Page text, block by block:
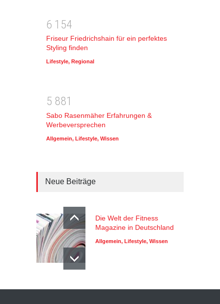
6 1 54
Friseur Friedrichshain für ein perfektes
Styling finden
Lifestyle, Regional
5 881
Sabo Rasenmäher Erfahrungen &
Werbeversprechen
Allgemein, Lifestyle, Wissen
Neue Beiträge
Die Welt der Fitness
Magazine in Deutschland
Allgemein, Lifestyle, Wissen